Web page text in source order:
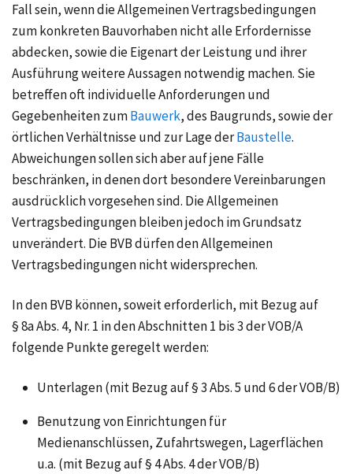
Fall sein, wenn die Allgemeinen Vertragsbedingungen
zum konkreten Bauvorhaben nicht alle Erfordernisse
abdecken, sowie die Eigenart der Leistung und ihrer
Ausführung weitere Aussagen notwendig machen. Sie
betreffen oft individuelle Anforderungen und
Gegebenheiten zumBauwerk, des Baugrunds, sowie der
örtlichen Verhältnisse und zur Lage derBaustelle.
Abweichungen sollen sich aber auf jene Fälle
beschränken, in denen dort besondere Vereinbarungen
ausdrücklich vorgesehen sind. Die Allgemeinen
Vertragsbedingungen bleiben jedoch im Grundsatz
unverändert. Die BVB dürfen den Allgemeinen
Vertragsbedingungen nicht widersprechen.
In den BVB können, soweit erforderlich, mit Bezug auf
§ 8a Abs. 4, Nr. 1 in den Abschnitten 1 bis 3 der VOB/A
folgende Punkte geregelt werden:
Unterlagen (mit Bezug auf§ 3 Abs. 5 und 6der VOB/B)
Benutzung von Einrichtungen für
Medienanschlüssen, Zufahrtswegen, Lagerflächen
u.a. (mit Bezug auf§ 4 Abs. 4der VOB/B)